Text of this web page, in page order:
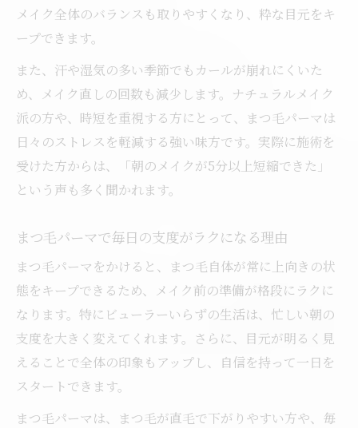
メイク全体のバランスも取りやすくなり、粋な目元をキ
ープできます。
また、汗や湿気の多い季節でもカールが崩れにくいた
め、メイク直しの回数も減少します。ナチュラルメイク
派の方や、時短を重視する方にとって、まつ毛パーマは
日々のストレスを軽減する強い味方です。実際に施術を
受けた方からは、「朝のメイクが5分以上短縮できた」
という声も多く聞かれます。
まつ毛パーマで毎日の支度がラクになる理由
まつ毛パーマをかけると、まつ毛自体が常に上向きの状
態をキープできるため、メイク前の準備が格段にラクに
なります。特にビューラーいらずの生活は、忙しい朝の
支度を大きく変えてくれます。さらに、目元が明るく見
えることで全体の印象もアップし、自信を持って一日を
スタートできます。
まつ毛パーマは、まつ毛が直毛で下がりやすい方や、毎